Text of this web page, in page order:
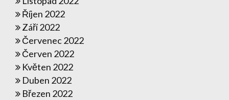
Říjen 2022
Září 2022
Červenec 2022
Červen 2022
Květen 2022
Duben 2022
Březen 2022